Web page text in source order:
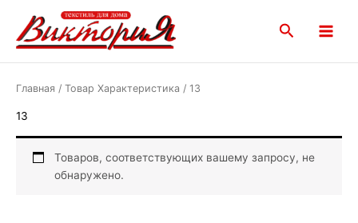
содержимому
Поиск
Menu
Главная / Товар Характеристика / 13
13
Товаров, соответствующих вашему запросу, не
обнаружено.